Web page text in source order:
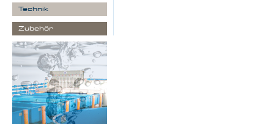
Technik
Zubehör